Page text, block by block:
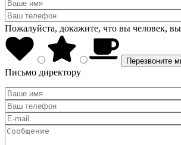
Пожалуйста, докажите, что вы человек,
Письмо директору